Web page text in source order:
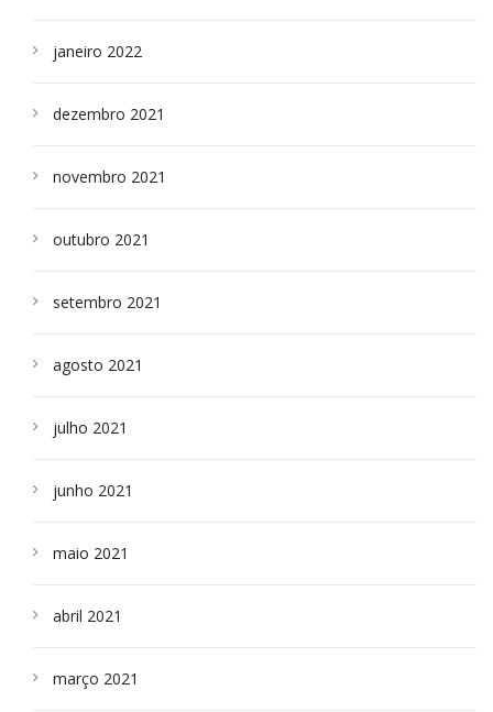
janeiro 2022
dezembro 2021
novembro 2021
outubro 2021
setembro 2021
agosto 2021
julho 2021
junho 2021
maio 2021
abril 2021
março 2021